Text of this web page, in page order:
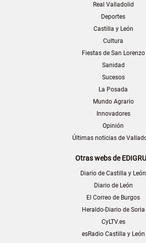
Real Valladolid
Deportes
Castilla y León
Cultura
Fiestas de San Lorenzo
Sanidad
Sucesos
La Posada
Mundo Agrario
Innovadores
Opinión
Últimas noticias de
Otras webs de
Diario de Castilla y León
Diario de León
El Correo de Burgos
Heraldo-Diario de Soria
CyLTV.es
esRadio Castilla y León